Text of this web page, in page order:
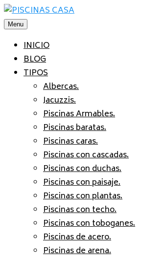
Saltar
alMenu
INICIO
BLOG
TIPOS
Albercas.
Jacuzzis.
Piscinas Armables.
Piscinas baratas.
Piscinas caras.
Piscinas con cascadas.
Piscinas con duchas.
Piscinas con paisaje.
Piscinas con plantas.
Piscinas con techo.
Piscinas con toboganes.
Piscinas de acero.
Piscinas de arena.